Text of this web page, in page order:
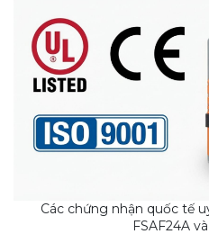
Các chứng nhận quốc tế
FSAF24A